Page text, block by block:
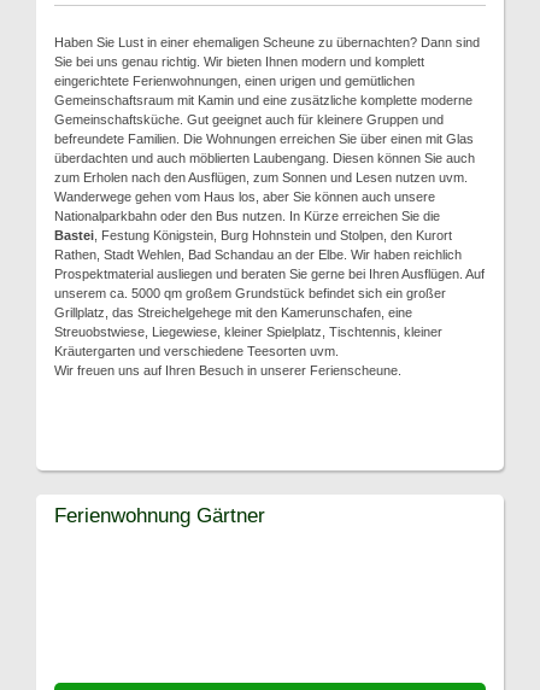
Haben Sie Lust in einer ehemaligen Scheune zu übernachten? Dann sind
Sie bei uns genau richtig. Wir bieten Ihnen modern und komplett
eingerichtete Ferienwohnungen, einen urigen und gemütlichen
Gemeinschaftsraum mit Kamin und eine zusätzliche komplette moderne
Gemeinschaftsküche. Gut geeignet auch für kleinere Gruppen und
befreundete Familien. Die Wohnungen erreichen Sie über einen mit Glas
überdachten und auch möblierten Laubengang. Diesen können Sie auch
zum Erholen nach den Ausflügen, zum Sonnen und Lesen nutzen uvm.
Wanderwege gehen vom Haus los, aber Sie können auch unsere
Nationalparkbahn oder den Bus nutzen. In Kürze erreichen Sie die
Bastei , Festung Königstein, Burg Hohnstein und Stolpen, den Kurort
Rathen, Stadt Wehlen, Bad Schandau an der Elbe. Wir haben reichlich
Prospektmaterial ausliegen und beraten Sie gerne bei Ihren Ausflügen. Auf
unserem ca. 5000 qm großem Grundstück befindet sich ein großer
Grillplatz, das Streichelgehege mit den Kamerunschafen, eine
Streuobstwiese, Liegewiese, kleiner Spielplatz, Tischtennis, kleiner
Kräutergarten und verschiedene Teesorten uvm.
Wir freuen uns auf Ihren Besuch in unserer Ferienscheune.
Ferienwohnung Gärtner